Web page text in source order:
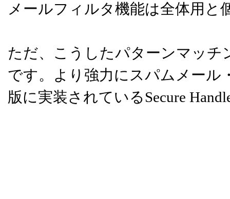
メールフィルタ機能は全体用と
ただ、こうしたパターンマッチ
です。より強力にスパムメール
版に実装されているSecure